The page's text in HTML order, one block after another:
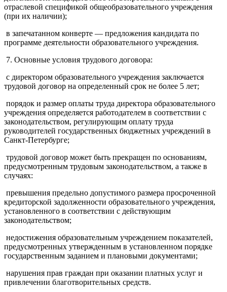
отраслевой спецификой общеобразовательного учреждения
(при их наличии);
в запечатанном конверте — предложения кандидата по
программе деятельности образовательного учреждения.
7. Основные условия трудового договора:
с директором образовательного учреждения заключается
трудовой договор на определенный срок не более 5 лет;
порядок и размер оплаты труда директора образовательного
учреждения определяется работодателем в соответствии с
законодательством, регулирующим оплату труда
руководителей государственных бюджетных учреждений в
Санкт-Петербурге;
трудовой договор может быть прекращен по основаниям,
предусмотренным трудовым законодательством, а также в
случаях:
превышения предельно допустимого размера просроченной
кредиторской задолженности образовательного учреждения,
установленного в соответствии с действующим
законодательством;
недостижения образовательным учреждением показателей,
предусмотренных утвержденным в установленном порядке
государственным заданием и плановыми документами;
нарушения прав граждан при оказании платных услуг и
привлечении благотворительных средств.